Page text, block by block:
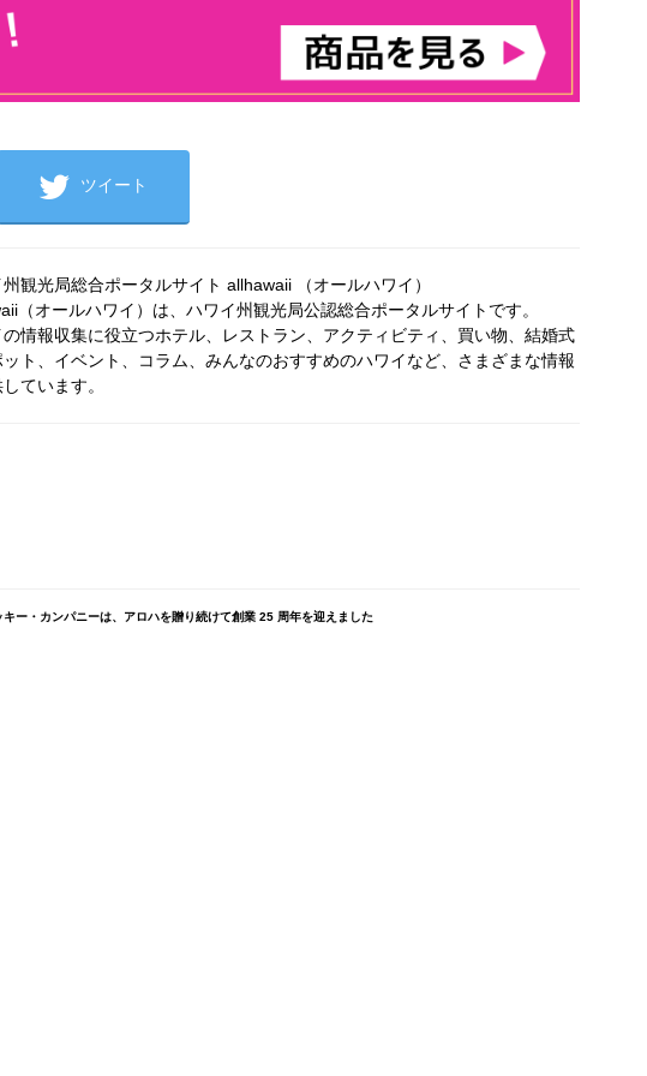
ツイート
観光局総合ポータルサイト allhawaii （オールハワイ）
（オールハワイ）は、ハワイ州観光局公認総合ポータルサイトです。
情報収集に役立つホテル、レストラン、アクティビティ、買い物、結婚式
ト、イベント、コラム、みんなのおすすめのハワイなど、さまざまな情報
ています。
キー・カンパニーは、アロハを贈り続けて創業 25 周年を迎えました